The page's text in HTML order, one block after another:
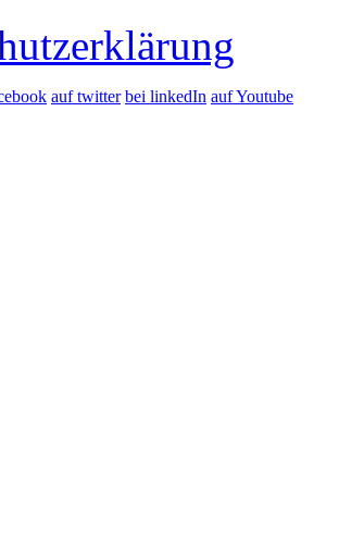
auf twitter bei linkedIn auf Youtube